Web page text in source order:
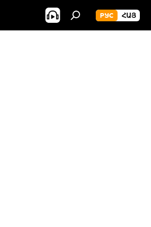
РУС ՀԱՅ